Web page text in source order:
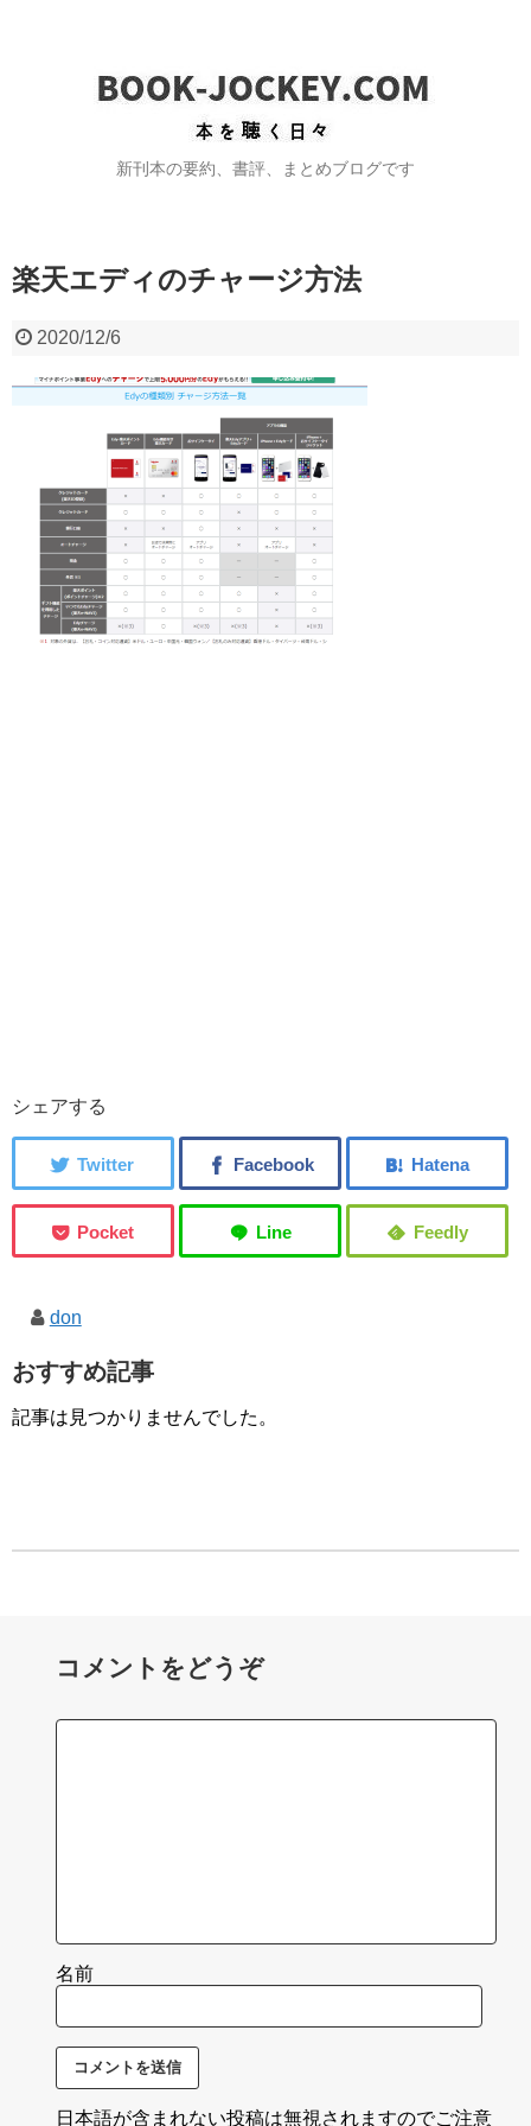
新刊本の要約、書評、まとめブログです
楽天エディのチャージ方法
2020/12/6
シェアする
don
おすすめ記事
記事は見つかりませんでした。
コメントをどうぞ
名前
日本語が含まれない投稿は無視されますのでご注意